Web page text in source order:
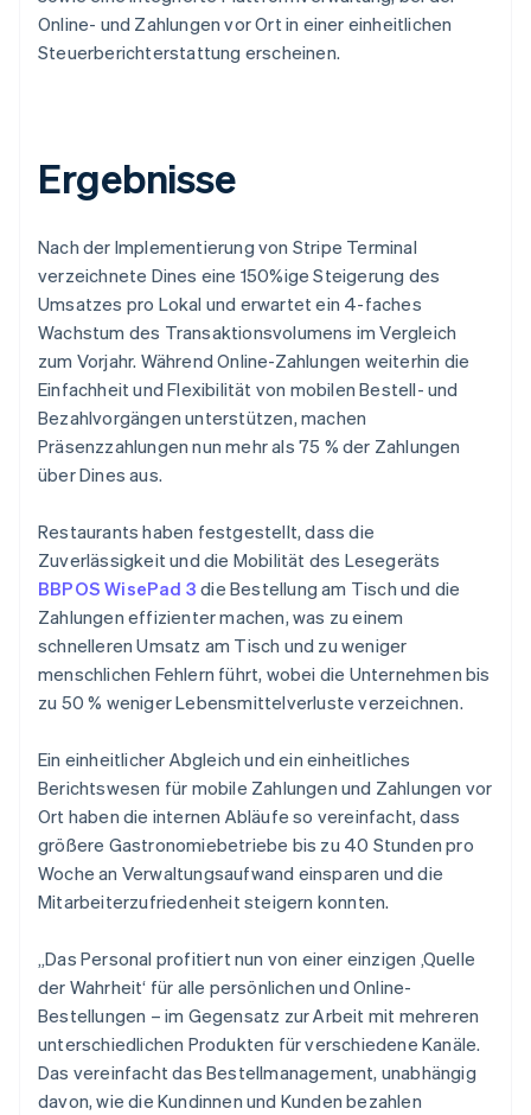
Online- und Zahlungen vor Ort in einer einheitlichen
Steuerberichterstattung erscheinen.
Ergebnisse
Nach der Implementierung von Stripe Terminal
verzeichnete Dines eine 150%ige Steigerung des
Umsatzes pro Lokal und erwartet ein 4-faches
Wachstum des Transaktionsvolumens im Vergleich
zum Vorjahr. Während Online-Zahlungen weiterhin die
Einfachheit und Flexibilität von mobilen Bestell- und
Bezahlvorgängen unterstützen, machen
Präsenzzahlungen nun mehr als 75 % der Zahlungen
über Dines aus.
Restaurants haben festgestellt, dass die
Zuverlässigkeit und die Mobilität des Lesegeräts
BBPOS WisePad 3 die Bestellung am Tisch und die
Zahlungen effizienter machen, was zu einem
schnelleren Umsatz am Tisch und zu weniger
menschlichen Fehlern führt, wobei die Unternehmen bis
zu 50 % weniger Lebensmittelverluste verzeichnen.
Ein einheitlicher Abgleich und ein einheitliches
Berichtswesen für mobile Zahlungen und Zahlungen vor
Ort haben die internen Abläufe so vereinfacht, dass
größere Gastronomiebetriebe bis zu 40 Stunden pro
Woche an Verwaltungsaufwand einsparen und die
Mitarbeiterzufriedenheit steigern konnten.
„Das Personal profitiert nun von einer einzigen ‚Quelle
der Wahrheit‘ für alle persönlichen und Online-
Bestellungen – im Gegensatz zur Arbeit mit mehreren
unterschiedlichen Produkten für verschiedene Kanäle.
Das vereinfacht das Bestellmanagement, unabhängig
davon, wie die Kundinnen und Kunden bezahlen